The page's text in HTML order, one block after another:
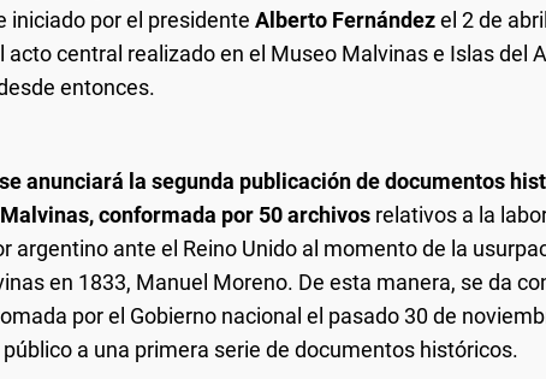
iniciado por el presidente Alberto Fernándezel 2 de
acto central realizado en el Museo Malvinas e Islas del
entonces.
se anunciará la segunda publicación de documentos
conformada por 50 archivos relativos a la
argentino ante el Reino Unido al momento de la
en 1833, Manuel Moreno. De esta manera, se da
por el Gobierno nacional el pasado 30 de
a una primera serie de documentos históricos.